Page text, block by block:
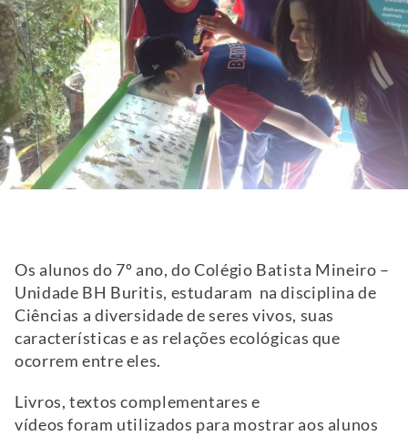
Os alunos do 7º ano, do Colégio Batista Mineiro –
Unidade BH Buritis, estudaram na disciplina de
Ciências a diversidade de seres vivos, suas
características e as relações ecológicas que
ocorrem entre eles.
Livros, textos complementares e
vídeos foram utilizados para mostrar aos alunos